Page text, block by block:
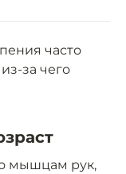
часто
за чего
мышцам рук,